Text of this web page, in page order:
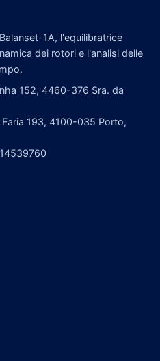
1A, l'equilibratrice
dei rotori e l'analisi delle
152, 4460-376 Sra. da
Faria 193, 4100-035 Porto,